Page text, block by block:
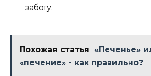
заботу.
Похожая статья
«Печенье»
«печение» - как правильно?